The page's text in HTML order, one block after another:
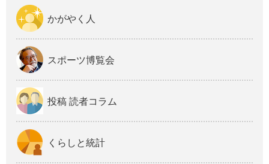
かがやく人
スポーツ博覧会
投稿 読者コラム
くらしと統計